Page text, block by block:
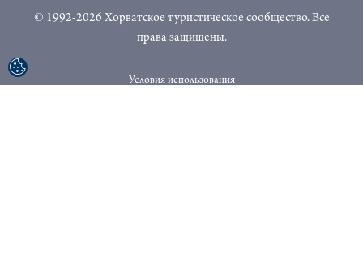
© 1992-2026 Хорватское туристическое сообщество. Все
права защищены.
Условия использования